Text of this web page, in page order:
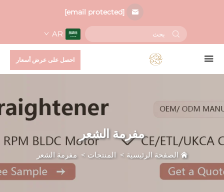
[email protected]
AR
احصل على عرض أسعار
مفرمة الشعر
الصفحة الرئيسية >المنتجات >مفرمة الشعر